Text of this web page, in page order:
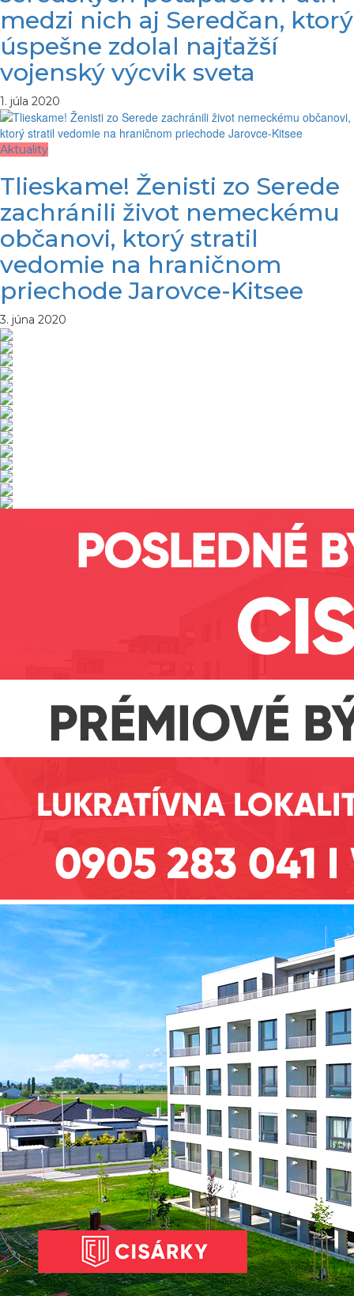
medzi nich aj Seredčan, ktorý
úspešne zdolal najťažší
vojenský výcvik sveta
1. júla 2020
Aktuality
Tlieskame! Ženisti zo Serede
zachránili život nemeckému
občanovi, ktorý stratil
vedomie na hraničnom
priechode Jarovce-Kitsee
3. júna 2020